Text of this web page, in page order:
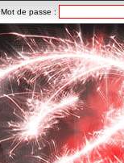
Mot de passe :